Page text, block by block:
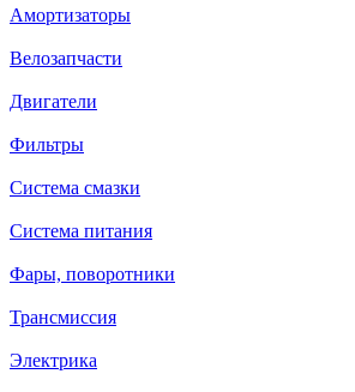
Амортизаторы
Велозапчасти
Двигатели
Фильтры
Система смазки
Система питания
Фары, поворотники
Трансмиссия
Электрика